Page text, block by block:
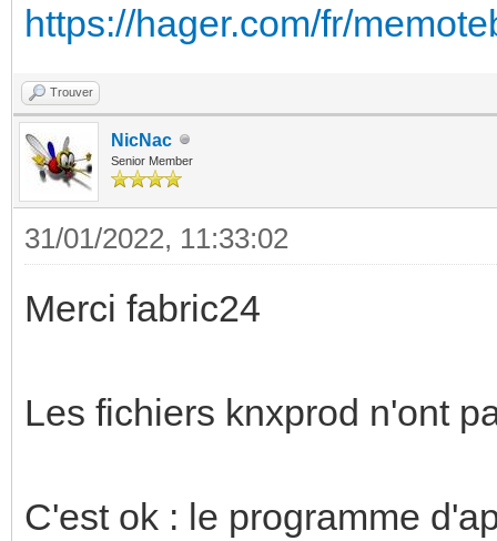
https://hager.com/fr/
Trouver
NicNac
Senior Member
31/01/2022, 11:33:02
Merci fabric24
Les fichiers knxprod n'ont
C'est ok : le programme